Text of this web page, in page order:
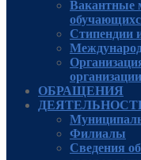
Вакантные
Стипендии
организации
ОБРАЩЕНИЯ
Филиалы
Сведения